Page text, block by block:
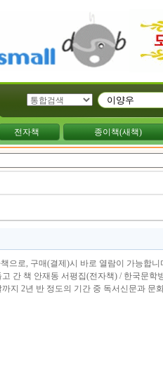
전자책 종이책(새책)
책으로, 구매(결제)시 바로 열람이 가능합
간 책 안재동 서평집(전자책) / 한국문
까지 2년 반 정도의 기간 중 독서신문과 문